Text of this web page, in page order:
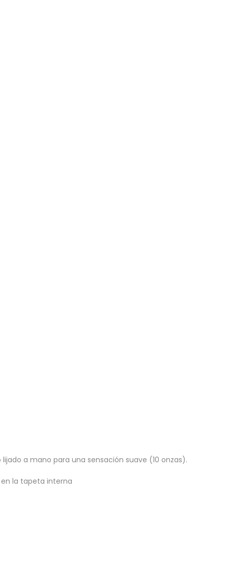
a mano para una sensación suave (10 onzas).
la tapeta interna